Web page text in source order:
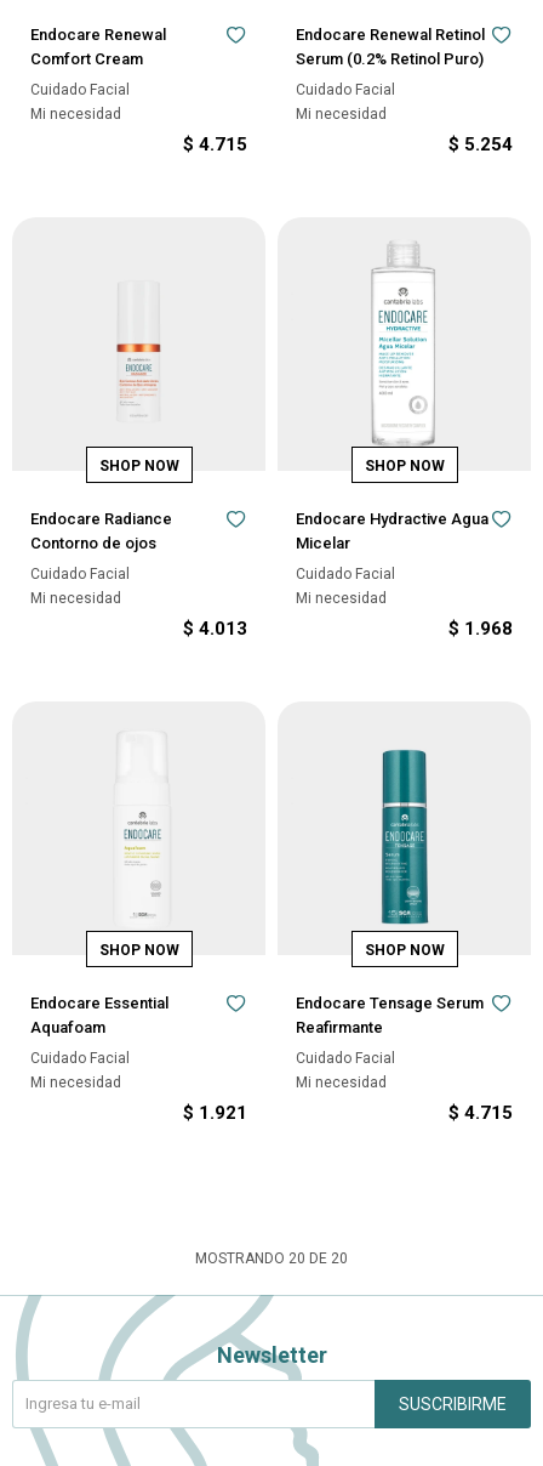
Endocare Renewal
Comfort Cream
Cuidado Facial
Mi necesidad
$ 4.715
Endocare Renewal Retinol
Serum (0.2% Retinol Puro)
Cuidado Facial
Mi necesidad
$ 5.254
Endocare Radiance
Contorno de ojos
Cuidado Facial
Mi necesidad
$ 4.013
Endocare Hydractive Agua
Micelar
Cuidado Facial
Mi necesidad
$ 1.968
Endocare Essential
Aquafoam
Cuidado Facial
Mi necesidad
$ 1.921
Endocare Tensage Serum
Reafirmante
Cuidado Facial
Mi necesidad
$ 4.715
MOSTRANDO 20 DE 20
Newsletter
SUSCRIBIRME